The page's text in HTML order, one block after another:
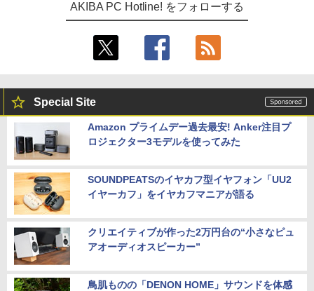
AKIBA PC Hotline! をフォローする
Special Site
Amazon プライムデー過去最安! Anker注目プ
ロジェクター3モデルを使ってみた
SOUNDPEATSのイヤカフ型イヤフォン「UU2
イヤーカフ」をイヤカフマニアが語る
クリエイティブが作った2万円台の“小さなピュ
アオーディオスピーカー”
鳥肌ものの「DENON HOME」サウンドを体感